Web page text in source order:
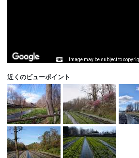
Image may be subject to
近くのビューポイント